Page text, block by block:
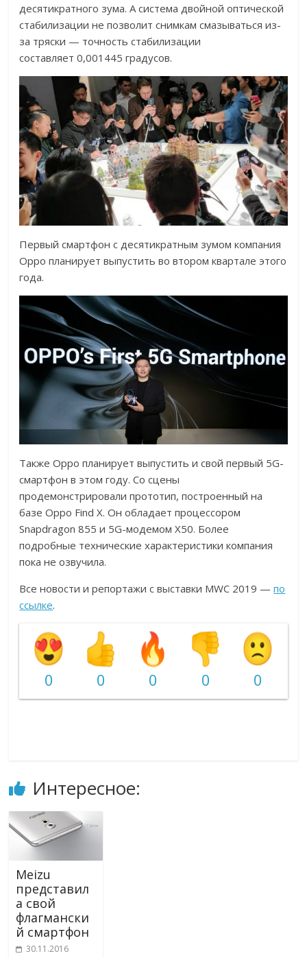
десятикратного зума. А система двойной оптической
стабилизации не позволит снимкам смазываться из-
за тряски — точность стабилизации
составляет 0,001445 градусов.
Первый смартфон с десятикратным зумом компания
Oppo планирует выпустить во втором квартале этого
года.
Также Oppo планирует выпустить и свой первый 5G-
смартфон в этом году. Cо сцены
продемонстрировали прототип, построенный на
базе Oppo Find X. Он обладает процессором
Snapdragon 855 и 5G-модемом X50. Более
подробные технические характеристики компания
пока не озвучила.
Все новости и репортажи с выставки MWC 2019 —по
ссылке.
0 0 0 0 0
Интересное:
Meizu
представил
а свой
флагмански
й смартфон
30.11.2016